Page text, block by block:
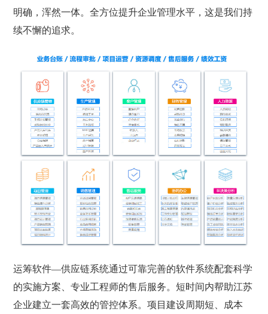
明确，浑然一体。全方位提升企业管理水平，这是我们持
续不懈的追求。
运筹软件—供应链系统通过可靠完善的软件系统配套科学
的实施方案、专业工程师的售后服务。短时间内帮助江苏
企业建立一套高效的管控体系。项目建设周期短、成本